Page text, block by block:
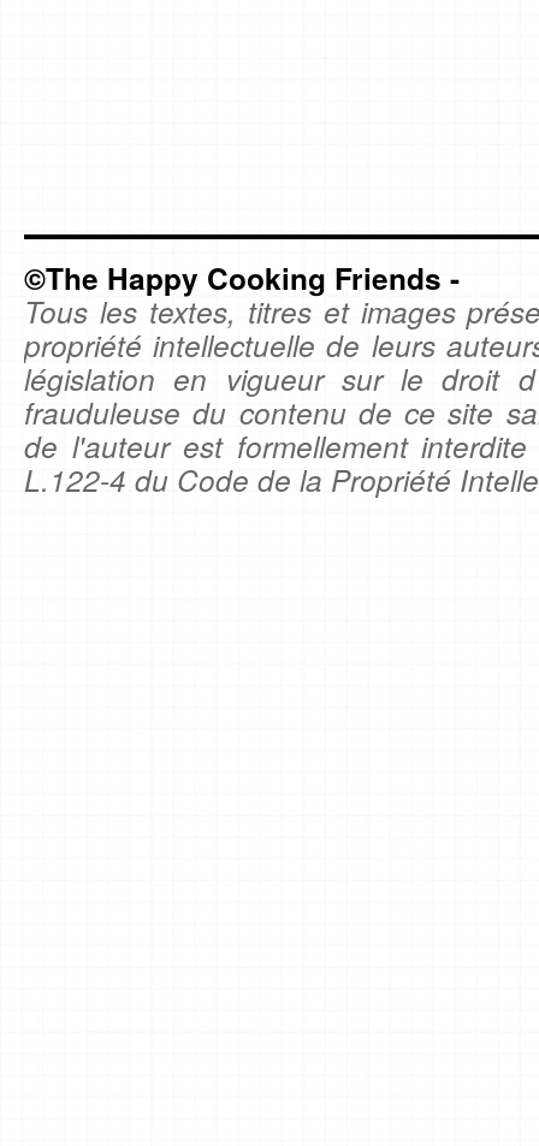
©The Happy Cooking Friends -
Tous les textes, titres et images
propriété intellectuelle de leurs
législation en vigueur sur le droit
frauduleuse du contenu de ce site
de l'auteur est formellement
L.122-4 du Code de la Propriété